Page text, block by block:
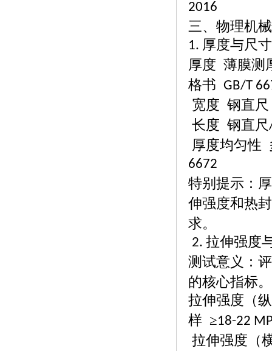
2016
三、物理机
1. 厚度与尺
厚度 薄膜测
格书 GB/T
宽度 钢直尺
长度 钢直尺
厚度均匀性
6672
特别提示：
伸强度和热
求。
2. 拉伸强度
测试意义：
的核心指标。
拉伸强度（
样 ≥18-22
拉伸强度（